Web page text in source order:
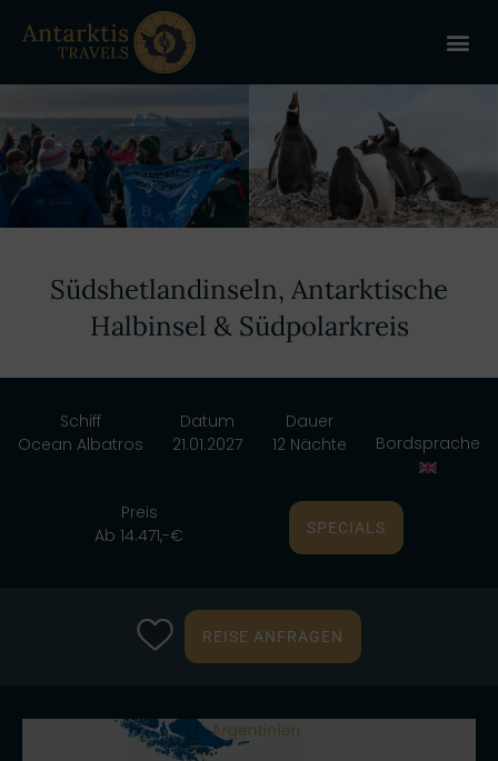
Südshetlandinseln, Antarktische
Halbinsel & Südpolarkreis
Schiff
Ocean Albatros
Datum
21.01.2027
Dauer
12 Nächte
Bordsprache
Preis
Ab 14.471,-€
SPECIALS
REISE ANFRAGEN